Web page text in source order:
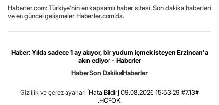
Haberler.com: Türkiye’nin en kapsamlı haber sitesi. Son dakika haberleri
ve en güncel gelişmeler Haberler.com’da.
Haber: Yılda sadece 1 ay akıyor, bir yudum içmek isteyen Erzincan'a
akın ediyor - Haberler
HaberSon DakikaHaberler
Gizlilik ve çerez ayarları [Hata Bildir] 09.08.2026 15:53:29 #7.13#
.HCFOK.